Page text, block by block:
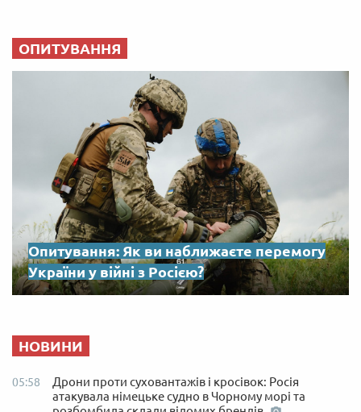
ОПИТУВАННЯ
Опитування: Як ви наближаєте перемогу
України у війні з Росією?
НОВИНИ
05:58
Дрони проти суховантажів і кросівок: Росія
атакувала німецьке судно в Чорному морі та